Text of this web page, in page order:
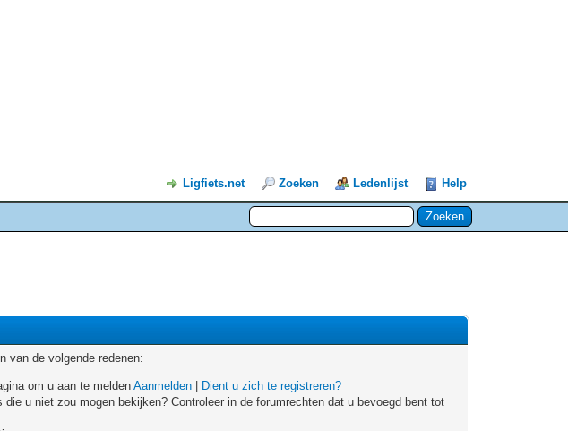
Ligfiets.net Zoeken Ledenlijst Help
van de volgende redenen:
om u aan te meldenAanmelden
Dient u zich te registreren?
u niet zou mogen bekijken? Controleer in de forumrechten dat u bevoegd bent tot